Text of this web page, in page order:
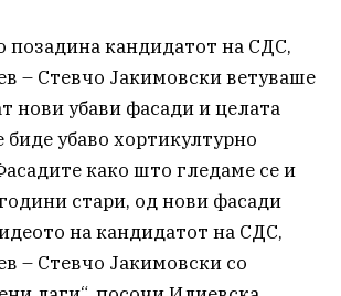
позадина кандидатот на СДС,
– Стевчо Јакимовски ветуваше
нови убави фасади и целата
биде убаво хортикултурно
како што гледаме се и
стари, од нови фасади
на кандидатот на СДС,
– Стевчо Јакимовски со